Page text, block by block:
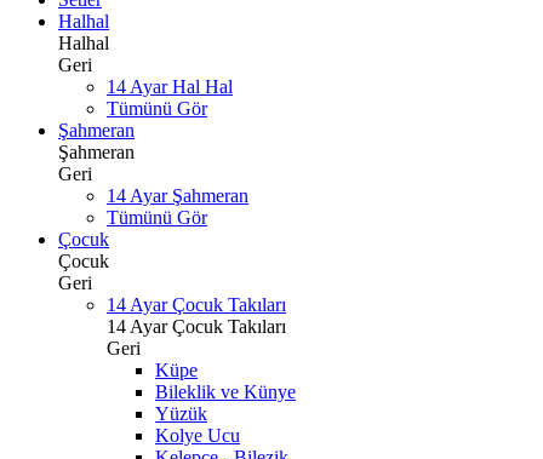
Halhal
Halhal
Geri
14 Ayar Hal Hal
Tümünü Gör
Şahmeran
Şahmeran
Geri
14 Ayar Şahmeran
Tümünü Gör
Çocuk
Çocuk
Geri
14 Ayar Çocuk Takıları
14 Ayar Çocuk Takıları
Geri
Küpe
Bileklik ve Künye
Yüzük
Kolye Ucu